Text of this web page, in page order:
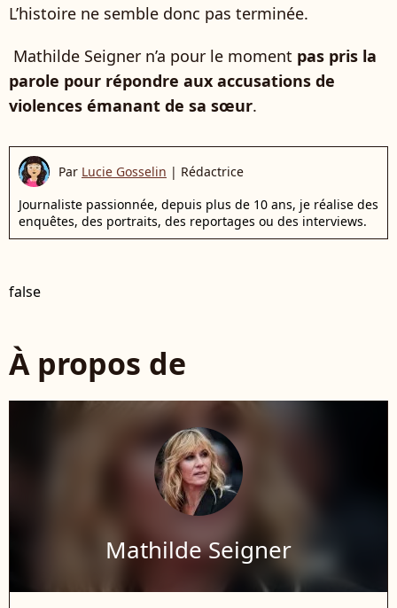
L’histoire ne semble donc pas terminée.
Mathilde Seigner n’a pour le moment pas pris la
parole pour répondre aux accusations de
violences émanant de sa sœur.
Par Lucie Gosselin | Rédactrice
Journaliste passionnée, depuis plus de 10 ans, je réalise des
enquêtes, des portraits, des reportages ou des interviews.
false
À propos de
Mathilde Seigner